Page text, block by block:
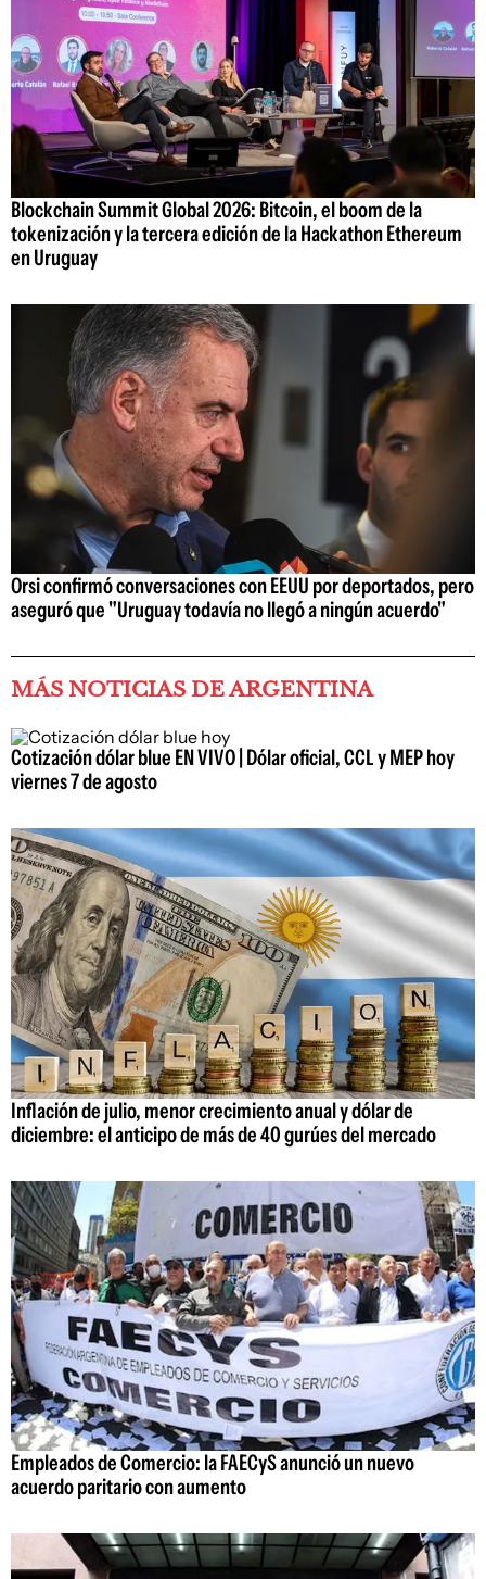
Blockchain Summit Global 2026: Bitcoin, el boom de la
tokenización y la tercera edición de la Hackathon Ethereum
en Uruguay
Orsi confirmó conversaciones con EEUU por deportados, pero
aseguró que "Uruguay todavía no llegó a ningún acuerdo"
MÁS NOTICIAS DE ARGENTINA
Cotización dólar blue EN VIVO | Dólar oficial, CCL y MEP hoy
viernes 7 de agosto
Inflación de julio, menor crecimiento anual y dólar de
diciembre: el anticipo de más de 40 gurúes del mercado
Empleados de Comercio: la FAECyS anunció un nuevo
acuerdo paritario con aumento